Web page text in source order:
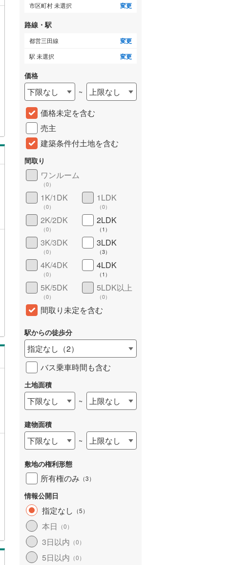
市区町村 未選択 変更
路線・駅
都営三田線 変更
駅 未選択 変更
価格
下限なし ~
上限なし
価格未定を含む
売主
建築条件付土地を含む
間取り
ワンルーム
（0）
1K/1DK
（0）
1LDK
（0）
2K/2DK
（0）
2LDK
（1 ）
3K/3DK
（0）
3LDK
（3）
4K/4DK
（0）
4LDK
（1 ）
5K/5DK
（0）
5LDK以上
（0）
間取り未定を含む
駅からの徒歩分
指定なし （2）
バス乗車時間も含む
土地面積
下限なし ~ 上限なし
建物面積
下限なし ~ 上限なし
敷地の権利形態
所有権のみ （3）
情報公開日
指定なし （5）
本日 （0）
3日以内 （0）
5日以内 （0）